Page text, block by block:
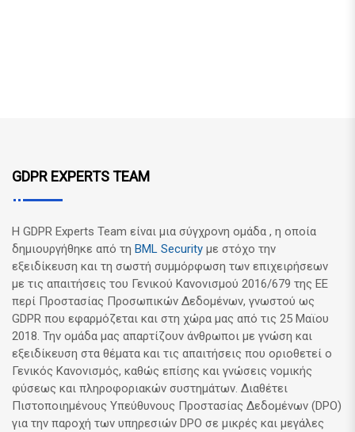
GDPR EXPERTS TEAM
Η GDPR Experts Team είναι μια σύγχρονη ομάδα , η οποία
δημιουργήθηκε από τη BML Security με στόχο την
εξειδίκευση και τη σωστή συμμόρφωση των επιχειρήσεων
με τις απαιτήσεις του Γενικού Κανονισμού 2016/679 της ΕΕ
περί Προστασίας Προσωπικών Δεδομένων, γνωστού ως
GDPR που εφαρμόζεται και στη χώρα μας από τις 25 Μαϊου
2018. Την ομάδα μας απαρτίζουν άνθρωποι με γνώση και
εξειδίκευση στα θέματα και τις απαιτήσεις που οριοθετεί ο
Γενικός Κανονισμός, καθώς επίσης και γνώσεις νομικής
φύσεως και πληροφοριακών συστημάτων. Διαθέτει
Πιστοποιημένους Υπεύθυνους Προστασίας Δεδομένων (DPO)
για την παροχή των υπηρεσιών DPO σε μικρές και μεγάλες